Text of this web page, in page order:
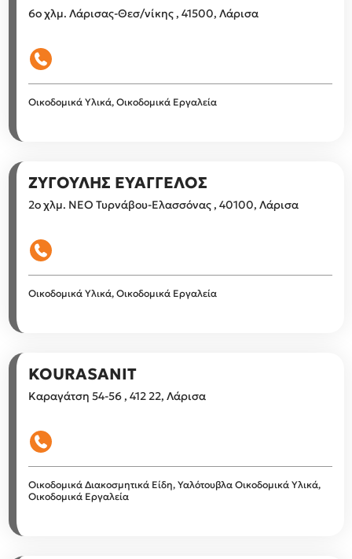
6ο χλμ. Λάρισας-Θεσ/νίκης , 41500, Λάρισα
Οικοδομικά Υλικά, Οικοδομικά Εργαλεία
ΖΥΓΟΥΛΗΣ ΕΥΑΓΓΕΛΟΣ
2ο χλμ. ΝΕΟ Τυρνάβου-Ελασσόνας , 40100, Λάρισα
Οικοδομικά Υλικά, Οικοδομικά Εργαλεία
KOURASANIT
Καραγάτση 54-56 , 412 22, Λάρισα
Οικοδομικά Διακοσμητικά Είδη, Υαλότουβλα Οικοδομικά Υλικά,
Οικοδομικά Εργαλεία